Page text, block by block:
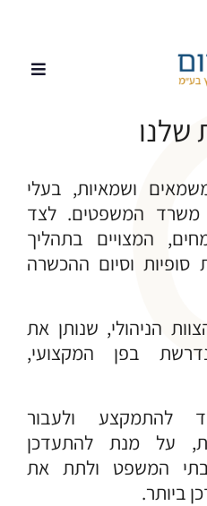
שלנו
ושמאיות, בעלי
משרד המשפטים. לצד
המצויים בתהליך
סופיות וסיום ההכשרה
הניהולי, שנותן את
בפן המקצועי,
להתמקצע ולעבור
על מנת להתעדכן
בתי המשפט ולתת את
ביותר.